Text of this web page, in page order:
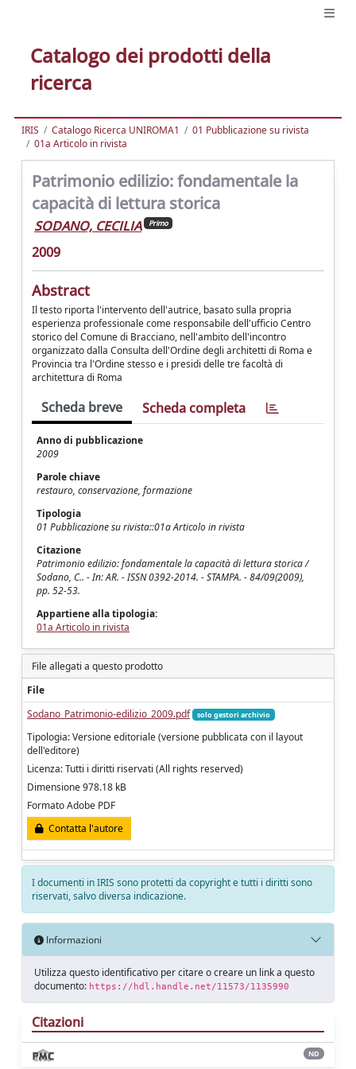
Catalogo dei prodotti della
ricerca
IRIS Catalogo Ricerca UNIROMA1
01 Pubblicazione su rivista
01a Articolo in rivista
Patrimonio edilizio: fondamentale la
capacità di lettura storica
SODANO, CECILIA Primo
2009
Abstract
Il testo riporta l'intervento dell'autrice, basato sulla propria
esperienza professionale come responsabile dell'ufficio Centro
storico del Comune di Bracciano, nell'ambito dell'incontro
organizzato dalla Consulta dell'Ordine degli architetti di Roma e
Provincia tra l'Ordine stesso e i presidi delle tre facoltà di
architettura di Roma
Scheda breve Scheda completa
Anno di pubblicazione
2009
Parole chiave
restauro, conservazione, formazione
Tipologia
01 Pubblicazione su rivista::01a Articolo in rivista
Citazione
Patrimonio edilizio: fondamentale la capacità di lettura storica /
Sodano, C.. - In: AR. - ISSN 0392-2014. - STAMPA. - 84/09(2009),
pp. 52-53.
Appartiene alla tipologia:
01a Articolo in rivista
File allegati a questo prodotto
File
Sodano_Patrimonio-edilizio_2009.pdf
solo gestori archivio
Tipologia: Versione editoriale (versione pubblicata con il layout
dell'editore)
Licenza: Tutti i diritti riservati (All rights reserved)
Dimensione 978.18 kB
Formato Adobe PDF
Contatta l'autore
I documenti in IRIS sono protetti da copyright e tutti i diritti sono
riservati, salvo diversa indicazione.
Informazioni
Utilizza questo identificativo per citare o creare un link a questo
documento: https://hdl.handle.net/11573/1135990
Citazioni
ND